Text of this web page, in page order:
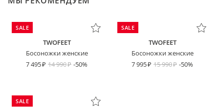
SALE
TWOFEET
Босоножки женские
7 495
14 990 -50%
SALE
TWOFEET
Босоножки женские
7 995
15 990 -50%
SALE